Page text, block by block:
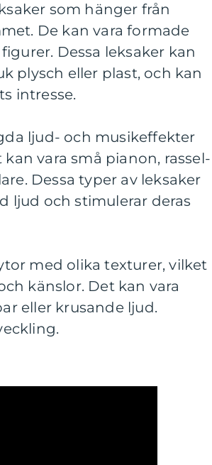
som hänger från
De kan vara formade
Dessa leksaker kan
plysch eller plast, och kan
intresse.
ljud- och musikeffekter
vara små pianon, rassel-
Dessa typer av leksaker
ljud och stimulerar deras
med olika texturer, vilket
känslor. Det kan vara
eller krusande ljud.